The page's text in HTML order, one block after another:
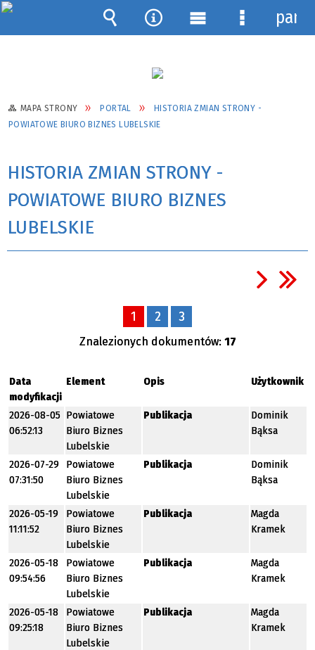
MAPA STRONY PORTAL
HISTORIA ZMIAN STRONY -
POWIATOWE BIURO BIZNES LUBELSKIE
HISTORIA ZMIAN STRONY -
POWIATOWE BIURO BIZNES
LUBELSKIE
1 2 3
Znalezionych dokumentów: 17
Data
modyfikacji
Element Opis Użytkownik
2026-08-05
06:52:13
Powiatowe
Biuro Biznes
Lubelskie
Publikacja
Dominik
Bąksa
2026-07-29
07:31:50
Powiatowe
Biuro Biznes
Lubelskie
Publikacja
Dominik
Bąksa
2026-05-19
11:11:52
Powiatowe
Biuro Biznes
Lubelskie
Publikacja
Magda
Kramek
2026-05-18
09:54:56
Powiatowe
Biuro Biznes
Lubelskie
Publikacja
Magda
Kramek
2026-05-18
09:25:18
Powiatowe
Biuro Biznes
Lubelskie
Publikacja
Magda
Kramek
Wyszukiwarka
Narzędzia
Menu Menu
panel